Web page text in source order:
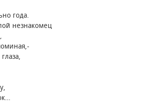
года.
незнакомец